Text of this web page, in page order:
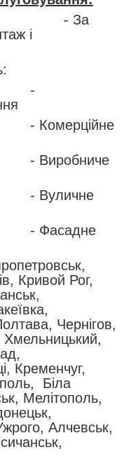
і
Кривой Рог,
Чернігов,
Кременчуг,
Біла
Мелітополь,
Алчевськ,